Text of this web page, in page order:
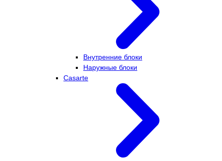
Внутренние блоки
Наружные блоки
Casarte